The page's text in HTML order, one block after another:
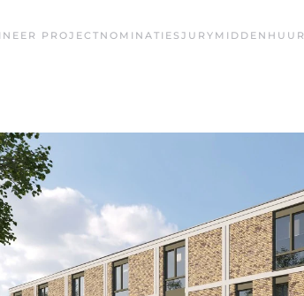
PROJECT NOMINATIES JURY MIDDENHUUR